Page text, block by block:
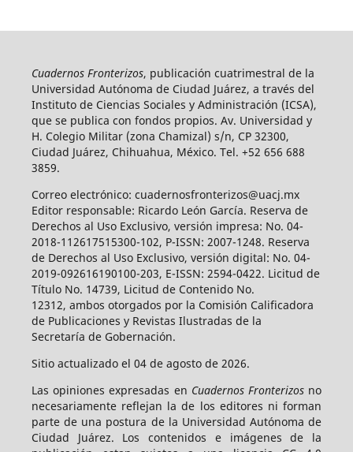
Cuadernos Fronterizos, publicación cuatrimestral de la
Universidad Autónoma de Ciudad Juárez, a través del
Instituto de Ciencias Sociales y Administración (ICSA),
que se publica con fondos propios. Av. Universidad y
H. Colegio Militar (zona Chamizal) s/n, CP 32300,
Ciudad Juárez, Chihuahua, México. Tel. +52 656 688
3859.
Correo electrónico: cuadernosfronterizos@uacj.mx
Editor responsable: Ricardo León García. Reserva de
Derechos al Uso Exclusivo, versión impresa: No. 04-
2018-112617515300-102, P-ISSN: 2007-1248. Reserva
de Derechos al Uso Exclusivo, versión digital: No. 04-
2019-092616190100-203, E-ISSN: 2594-0422. Licitud de
Título No. 14739, Licitud de Contenido No.
12312, ambos otorgados por la Comisión Calificadora
de Publicaciones y Revistas Ilustradas de la
Secretaría de Gobernación.
Sitio actualizado el 04 de agosto de 2026.
Las opiniones expresadas en Cuadernos Fronterizosno
necesariamente reflejan la de los editores ni forman
parte de una postura de la Universidad Autónoma de
Ciudad Juárez. Los contenidos e imágenes de la